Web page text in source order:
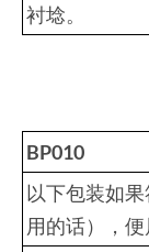
衬埝。
BP010 基
以下包装如
用的话），便